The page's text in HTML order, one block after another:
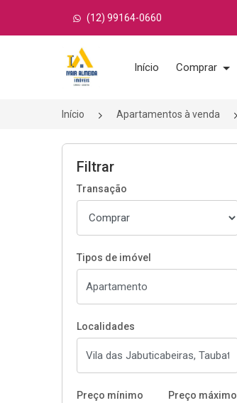
(12) 99164-0660
Página inicial
Início Comprar
Início Apartamentos à venda
Filtrar
Transação
Tipos de imóvel
Localidades
Preço mínimo Preço máximo